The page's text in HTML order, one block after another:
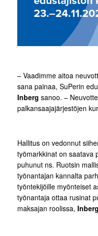
– Vaadimme aitoa
sana painaa, SuPerin
Inberg sanoo. –
palkansaajajärjestöjen
Hallitus on vedonnut
työmarkkinat on saatava
puhunut ns. Ruotsin
työnantajan kannalta
työntekijöille myönteiset
työnantaja ottaa rusinat
maksajan roolissa, Inberg